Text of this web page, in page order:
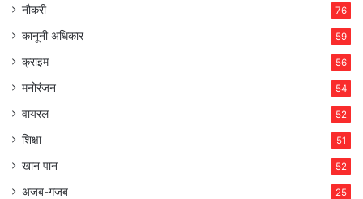
नौकरी 76
कानूनी अधिकार 59
क्राइम 56
मनोरंजन 54
वायरल 52
शिक्षा 51
खान पान 52
अजब-गजब 25